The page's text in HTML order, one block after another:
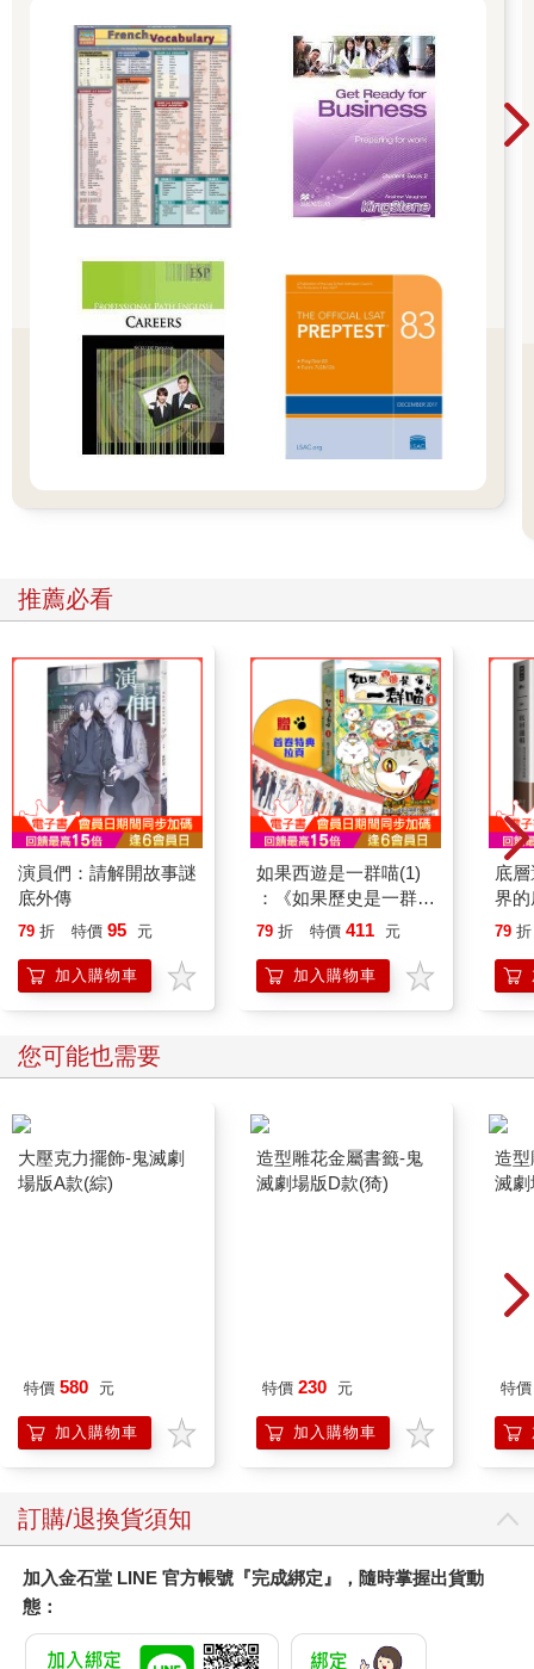
推薦必看
演員們：請解開故事謎
底外傳
79 折 特價 95 元
加入購物車
如果西遊是一群喵(1)
：《如果歷史是一群
喵》作者最新力作，附
79 折 特價 411 元
加入購物車
底
界
79 折
您可能也需要
大壓克力擺飾-鬼滅劇
場版A款(綜)
特價 580 元
加入購物車
造型雕花金屬書籤-鬼
滅劇場版D款(猗)
特價 230 元
加入購物車
造
滅
特價
訂購/退換貨須知
加入金石堂 LINE 官方帳號『完成綁定』，隨時掌握出貨動
態：